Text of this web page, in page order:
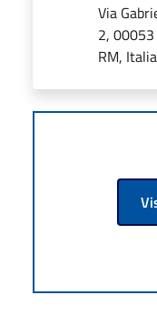
Via
2,
RM, Italia